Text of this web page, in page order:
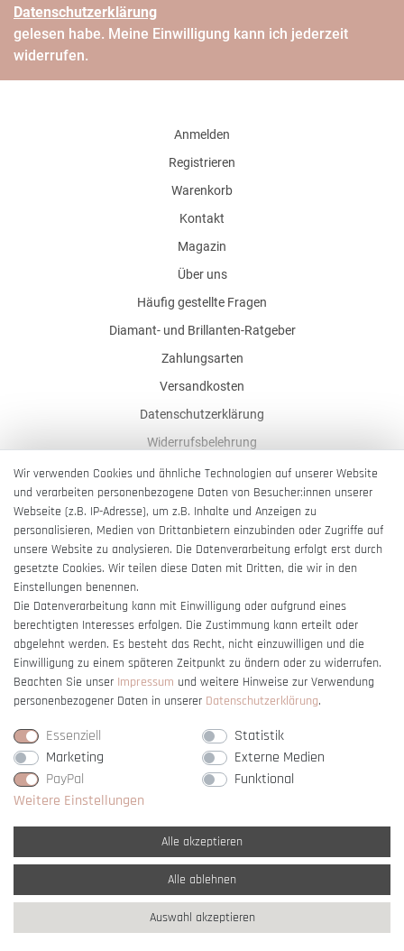
Daten­schutz­erklärung
gelesen habe. Meine Einwilligung kann ich jederzeit
widerrufen.
Anmelden
Registrieren
Warenkorb
Kontakt
Magazin
Über uns
Häufig gestellte Fragen
Diamant- und Brillanten-Ratgeber
Zahlungsarten
Versandkosten
Datenschutzerklärung
Widerrufsbelehrung
AGB
Impressum
Barrierefreiheitserklärung
Vertrag widerrufen
* Alle Preise verstehen sich inkl. gesetzl. MwSt. undzzgl. Versandkosten
** Nur innerhalb Deutschlands© copyright 2007-2026 Schmuck Krone / Alle
Rechte vorbehalten / powered bycreateyourtemplate
Wir verwenden Cookies und ähnliche Technologien auf unserer Website
und verarbeiten personenbezogene Daten von Besucher:innen unserer
Webseite (z.B. IP-Adresse), um z.B. Inhalte und Anzeigen zu
personalisieren, Medien von Drittanbietern einzubinden oder Zugriffe auf
unsere Website zu analysieren. Die Datenverarbeitung erfolgt erst durch
gesetzte Cookies. Wir teilen diese Daten mit Dritten, die wir in den
Einstellungen benennen.
Die Datenverarbeitung kann mit Einwilligung oder aufgrund eines
berechtigten Interesses erfolgen. Die Zustimmung kann erteilt oder
abgelehnt werden. Es besteht das Recht, nicht einzuwilligen und die
Einwilligung zu einem späteren Zeitpunkt zu ändern oder zu widerrufen.
Beachten Sie unser Impressum und weitere Hinweise zur Verwendung
personenbezogener Daten in unserer Daten­schutz­erklärung.
Essenziell
Statistik
Marketing
Externe Medien
PayPal
Funktional
Weitere Einstellungen
Alle akzeptieren
Alle ablehnen
Auswahl akzeptieren